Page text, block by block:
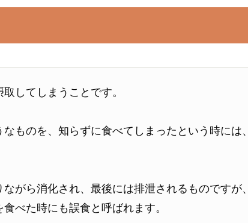
してしまうことです。
ものを、知らずに食べてしまったという時には、
がら消化され、最後には排泄されるものですが、
べた時にも誤食と呼ばれます。